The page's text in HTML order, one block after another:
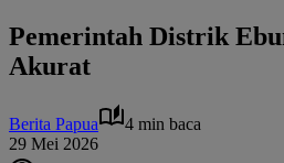
Pemerintah Distrik
Akurat
Berita Papua
4 min baca
29 Mei 2026